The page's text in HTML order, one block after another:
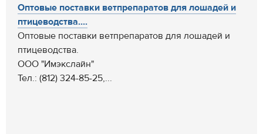
Оптовые поставки ветпрепаратов для лошадей и
птицеводства....
Оптовые поставки ветпрепаратов для лошадей и
птицеводства.
ООО "Имэкслайн"
Тел.: (812) 324-85-25,...